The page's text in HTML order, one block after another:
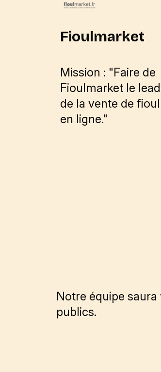
Fioulmarket
Mission : "Faire de
Fioulmarket le
de la vente de fioul
en ligne."
Notre équipe
publics.